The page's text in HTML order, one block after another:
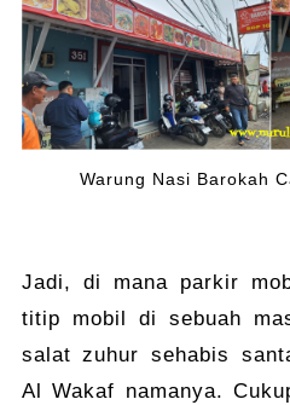
Warung Nasi Barokah
Jadi, di mana parkir
titip mobil di sebuah
salat zuhur sehabis
Al Wakaf namanya.